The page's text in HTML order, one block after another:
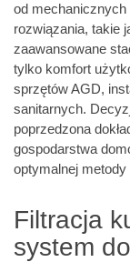
od
rozwiązania, takie
zaawansowane
tylko komfort
sprzętów AGD,
sanitarnych.
poprzedzona
gospodarstwa
optymalnej metody
Filtracja
system